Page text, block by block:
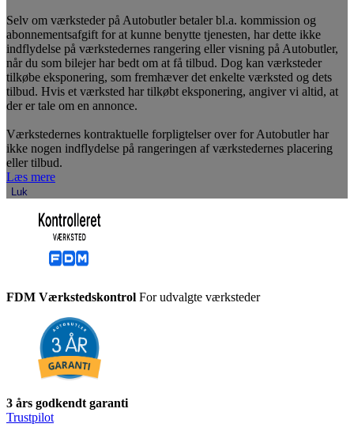
Selv om værksteder på Autobutler betaler bl.a. kommission og
abonnementsafgift for at kunne benytte tjenesten, har dette ikke
indflydelse på værkstedernes rangering eller visning på Autobutler,
når du som bilejer har bedt om at få tilbud. Dog kan værksteder
tilkøbe eksponering, som fremhæver det enkelte værksted og dets
tilbud. Hvis et værksted har tilkøbt eksponering, angiver vi altid, at
der er tale om en annonce.
Værkstedernes kontraktuelle forpligtelser over for Autobutler har
ikke nogen indflydelse på rangeringen af værkstedernes placering
eller tilbud.
Læs mere
Luk
FDM Værkstedskontrol For udvalgte værksteder
3 års godkendt garanti
Trustpilot